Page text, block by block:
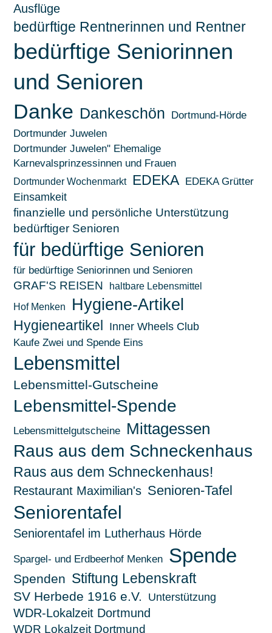
Ausflüge
bedürftige Rentnerinnen und Rentner
bedürftige Seniorinnen
und Senioren
Danke Dankeschön Dortmund-Hörde
Dortmunder Juwelen
Dortmunder Juwelen" Ehemalige
Karnevalsprinzessinnen und Frauen
Dortmunder Wochenmarkt EDEKA EDEKA Grütter
Einsamkeit
finanzielle und persönliche Unterstützung
bedürftiger Senioren
für bedürftige Senioren
für bedürftige Seniorinnen und Senioren
GRAF'S REISEN
haltbare Lebensmittel
Hof Menken
Hygiene-Artikel
Hygieneartikel
Inner Wheels Club
Kaufe Zwei und Spende Eins
Lebensmittel
Lebensmittel-Gutscheine
Lebensmittel-Spende
Lebensmittelgutscheine Mittagessen
Raus aus dem Schneckenhaus
Raus aus dem Schneckenhaus!
Restaurant Maximilian's Senioren-Tafel
Seniorentafel
Seniorentafel im Lutherhaus Hörde
Spargel- und Erdbeerhof Menken Spende
Spenden Stiftung Lebenskraft
SV Herbede 1916 e.V. Unterstützung
WDR-Lokalzeit Dortmund
WDR Lokalzeit Dortmund